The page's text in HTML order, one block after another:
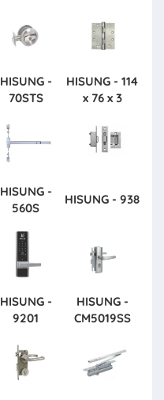
HISUNG -
70STS
HISUNG - 114
x 76 x 3
HISUNG -
560S
HISUNG - 938
HISUNG -
9201
HISUNG -
CM5019SS